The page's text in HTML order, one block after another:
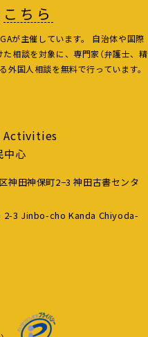
Activities
中心
神田神保町2−3 神田古書センタ
3 Jinbo-cho Kanda Chiyoda-
こちら
が主催しています。 自治体や国際
相談を対象に、専門家（弁護士、精
外国人相談を無料で行っています。